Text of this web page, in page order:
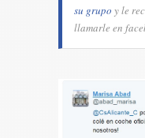
su grupo y le
llamarle en